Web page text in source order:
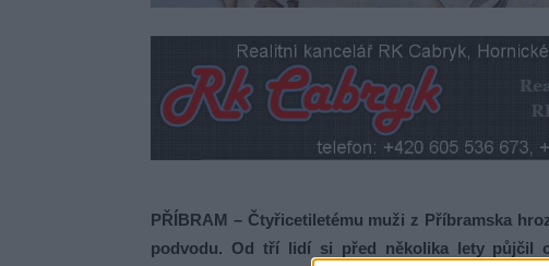
PŘÍBRAM – Čtyřicetiletému muži z Příbramska
podvodu. Od tří lidí si před několika lety půjčil